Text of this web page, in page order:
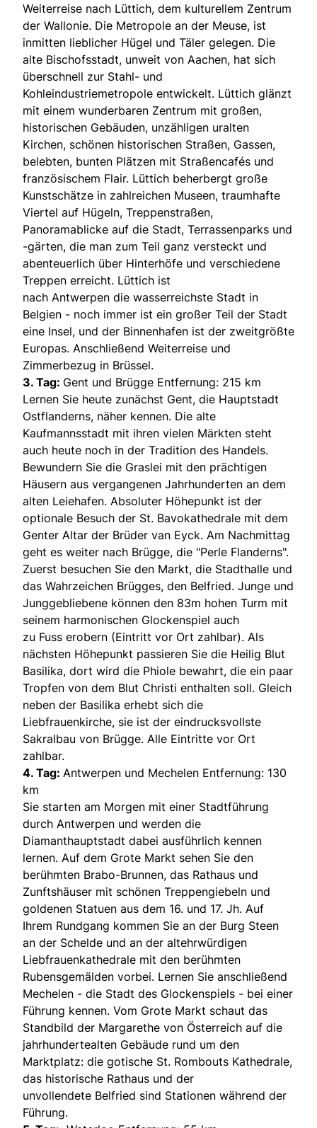
Weiterreise nach Lüttich, dem kulturellem Zentrum
der Wallonie. Die Metropole an der Meuse, ist
inmitten lieblicher Hügel und Täler gelegen. Die
alte Bischofsstadt, unweit von Aachen, hat sich
überschnell zur Stahl- und
Kohleindustriemetropole entwickelt. Lüttich glänzt
mit einem wunderbaren Zentrum mit großen,
historischen Gebäuden, unzähligen uralten
Kirchen, schönen historischen Straßen, Gassen,
belebten, bunten Plätzen mit Straßencafés und
französischem Flair. Lüttich beherbergt große
Kunstschätze in zahlreichen Museen, traumhafte
Viertel auf Hügeln, Treppenstraßen,
Panoramablicke auf die Stadt, Terrassenparks und
-gärten, die man zum Teil ganz versteckt und
abenteuerlich über Hinterhöfe und verschiedene
Treppen erreicht. Lüttich ist
nach Antwerpen die wasserreichste Stadt in
Belgien - noch immer ist ein großer Teil der Stadt
eine Insel, und der Binnenhafen ist der zweitgrößte
Europas. Anschließend Weiterreise und
Zimmerbezug in Brüssel.
3. Tag: Gent und Brügge Entfernung: 215 km
Lernen Sie heute zunächst Gent, die Hauptstadt
Ostflanderns, näher kennen. Die alte
Kaufmannsstadt mit ihren vielen Märkten steht
auch heute noch in der Tradition des Handels.
Bewundern Sie die Graslei mit den prächtigen
Häusern aus vergangenen Jahrhunderten an dem
alten Leiehafen. Absoluter Höhepunkt ist der
optionale Besuch der St. Bavokathedrale mit dem
Genter Altar der Brüder van Eyck. Am Nachmittag
geht es weiter nach Brügge, die "Perle Flanderns".
Zuerst besuchen Sie den Markt, die Stadthalle und
das Wahrzeichen Brügges, den Belfried. Junge und
Junggebliebene können den 83m hohen Turm mit
seinem harmonischen Glockenspiel auch
zu Fuss erobern (Eintritt vor Ort zahlbar). Als
nächsten Höhepunkt passieren Sie die Heilig Blut
Basilika, dort wird die Phiole bewahrt, die ein paar
Tropfen von dem Blut Christi enthalten soll. Gleich
neben der Basilika erhebt sich die
Liebfrauenkirche, sie ist der eindrucksvollste
Sakralbau von Brügge. Alle Eintritte vor Ort
zahlbar.
4. Tag: Antwerpen und Mechelen Entfernung: 130
km
Sie starten am Morgen mit einer Stadtführung
durch Antwerpen und werden die
Diamanthauptstadt dabei ausführlich kennen
lernen. Auf dem Grote Markt sehen Sie den
berühmten Brabo-Brunnen, das Rathaus und
Zunftshäuser mit schönen Treppengiebeln und
goldenen Statuen aus dem 16. und 17. Jh. Auf
Ihrem Rundgang kommen Sie an der Burg Steen
an der Schelde und an der altehrwürdigen
Liebfrauenkathedrale mit den berühmten
Rubensgemälden vorbei. Lernen Sie anschließend
Mechelen - die Stadt des Glockenspiels - bei einer
Führung kennen. Vom Grote Markt schaut das
Standbild der Margarethe von Österreich auf die
jahrhundertealten Gebäude rund um den
Marktplatz: die gotische St. Rombouts Kathedrale,
das historische Rathaus und der
unvollendete Belfried sind Stationen während der
Führung.